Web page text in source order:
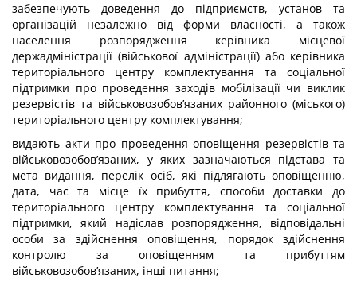
забезпечують доведення до підприємств, установ та
організацій незалежно від форми власності, а також
населення розпорядження керівника місцевої
держадміністрації (військової адміністрації) або керівника
територіального центру комплектування та соціальної
підтримки про проведення заходів мобілізації чи виклик
резервістів та військовозобов’язаних районного (міського)
територіального центру комплектування;
видають акти про проведення оповіщення резервістів та
військовозобов’язаних, у яких зазначаються підстава та
мета видання, перелік осіб, які підлягають оповіщенню,
дата, час та місце їх прибуття, способи доставки до
територіального центру комплектування та соціальної
підтримки, який надіслав розпорядження, відповідальні
особи за здійснення оповіщення, порядок здійснення
контролю за оповіщенням та прибуттям
військовозобов’язаних, інші питання;